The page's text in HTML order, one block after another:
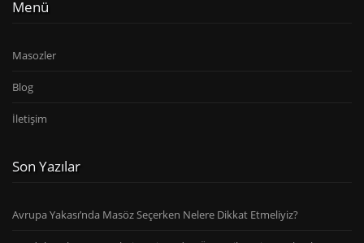
Menü
Masozler
Blog
İletişim
Son Yazılar
Avrupa Yakası’nda Masöz Seçerken Nelere Dikkat Etmeliyiz?